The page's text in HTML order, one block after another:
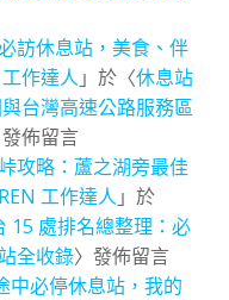
訪休息站，美食、伴
作達人 」於〈休息站
台灣高速公路服務區
佈留言
攻略：蘆之湖旁最佳
工作達人 」於
15 處排名總整理：必
全收錄〉發佈留言
中必停休息站，我的